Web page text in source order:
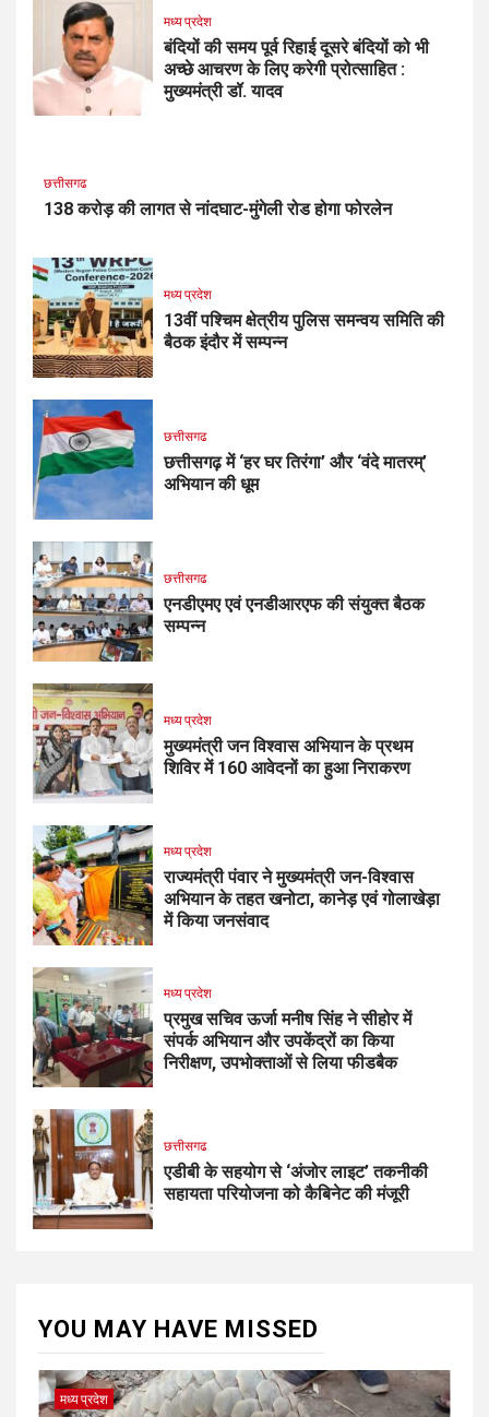
मध्य प्रदेश
बंदियों की समय पूर्व रिहाई दूसरे बंदियों को भी
अच्छे आचरण के लिए करेगी प्रोत्साहित :
मुख्यमंत्री डॉ. यादव
छत्तीसगढ
138 करोड़ की लागत से नांदघाट-मुंगेली रोड होगा फोरलेन
मध्य प्रदेश
13वीं पश्चिम क्षेत्रीय पुलिस समन्वय समिति की
बैठक इंदौर में सम्पन्न
छत्तीसगढ
छत्तीसगढ़ में ‘हर घर तिरंगा’ और ‘वंदे मातरम्’
अभियान की धूम
छत्तीसगढ
एनडीएमए एवं एनडीआरएफ की संयुक्त बैठक
सम्पन्न
मध्य प्रदेश
मुख्यमंत्री जन विश्वास अभियान के प्रथम
शिविर में 160 आवेदनों का हुआ निराकरण
मध्य प्रदेश
राज्यमंत्री पंवार ने मुख्यमंत्री जन-विश्वास
अभियान के तहत खनोटा, कानेड़ एवं गोलाखेड़ा
में किया जनसंवाद
मध्य प्रदेश
प्रमुख सचिव ऊर्जा मनीष सिंह ने सीहोर में
संपर्क अभियान और उपकेंद्रों का किया
निरीक्षण, उपभोक्ताओं से लिया फीडबैक
छत्तीसगढ
एडीबी के सहयोग से ‘अंजोर लाइट’ तकनीकी
सहायता परियोजना को कैबिनेट की मंजूरी
YOU MAY HAVE MISSED
मध्य प्रदेश